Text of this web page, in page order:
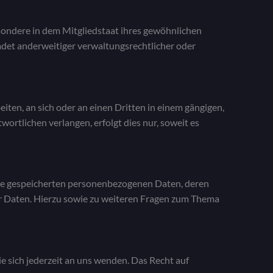
in dem Mitgliedstaat ihres gewöhnlichen
anderweitiger verwaltungsrechtlicher oder
an sich oder an einen Dritten in einem gängigen,
verlangen, erfolgt dies nur, soweit es
personenbezogenen Daten, deren
Hierzu sowie zu weiteren Fragen zum Thema
sich jederzeit an uns wenden. Das Recht auf